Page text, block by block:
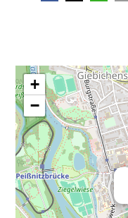
+
−